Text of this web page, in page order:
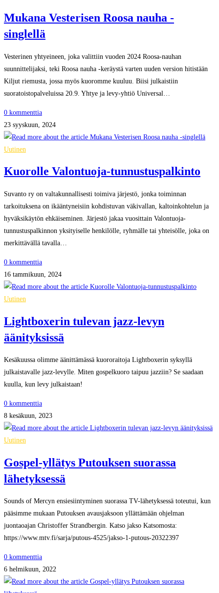
Mukana Vesterisen Roosa nauha -
singlellä
Vesterinen yhtyeineen, joka valittiin vuoden 2024 Roosa-nauhan
suunnittelijaksi, teki Roosa nauha -keräystä varten uuden version hitistään
Kiljut riemusta, jossa myös kuoromme kuuluu. Biisi julkaistiin
suoratoistopalveluissa 20.9. Yhtye ja levy-yhtiö Universal…
0 kommenttia
23 syyskuun, 2024
Uutinen
Kuorolle Valontuoja-tunnustuspalkinto
Suvanto ry on valtakunnallisesti toimiva järjestö, jonka toiminnan
tarkoituksena on ikääntyneisiin kohdistuvan väkivallan, kaltoinkohtelun ja
hyväksikäytön ehkäiseminen. Järjestö jakaa vuosittain Valontuoja-
tunnustuspalkinnon yksityiselle henkilölle, ryhmälle tai yhteisölle, joka on
merkittävällä tavalla…
0 kommenttia
16 tammikuun, 2024
Uutinen
Lightboxerin tulevan jazz-levyn
äänityksissä
Kesäkuussa olimme äänittämässä kuororaitoja Lightboxerin syksyllä
julkaistavalle jazz-levylle. Miten gospelkuoro taipuu jazziin? Se saadaan
kuulla, kun levy julkaistaan!
0 kommenttia
8 kesäkuun, 2023
Uutinen
Gospel-yllätys Putouksen suorassa
lähetyksessä
Sounds of Mercyn ensiesiintyminen suorassa TV-lähetyksessä toteutui, kun
pääsimme mukaan Putouksen avausjaksoon yllättämään ohjelman
juontaoajan Christoffer Strandbergin. Katso jakso Katsomosta:
https://www.mtv.fi/sarja/putous-4525/jakso-1-putous-20322397
0 kommenttia
6 helmikuun, 2022